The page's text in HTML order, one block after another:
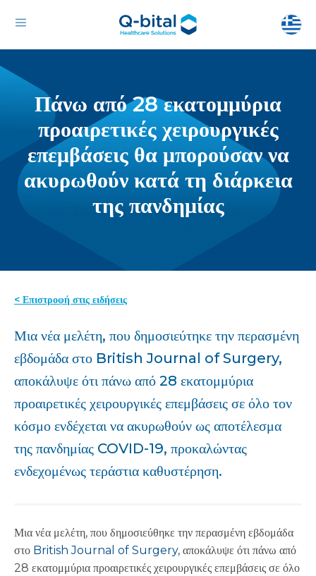
Πάνω από 28 εκατομμύρια
προαιρετικές χειρουργικές
επεμβάσεις θα μπορούσαν να
ακυρωθούν κατά τη διάρκεια
της πανδημίας
< Επιστροφή στις ειδήσεις
Μια νέα μελέτη, που δημοσιεύτηκε την περασμένη
εβδομάδα στο British Journal of Surgery,
αποκάλυψε ότι πάνω από 28 εκατομμύρια
προαιρετικές χειρουργικές επεμβάσεις σε όλο τον
κόσμο ενδέχεται να ακυρωθούν ως αποτέλεσμα
της πανδημίας COVID-19, προκαλώντας
ενδεχομένως τεράστια καθυστέρηση.
Μια νέα μελέτη, που δημοσιεύθηκε την περασμένη εβδομάδα
στο British Journal of Surgery, αποκάλυψε ότι πάνω από
28 εκατομμύρια προαιρετικές χειρουργικές επεμβάσεις σε όλο